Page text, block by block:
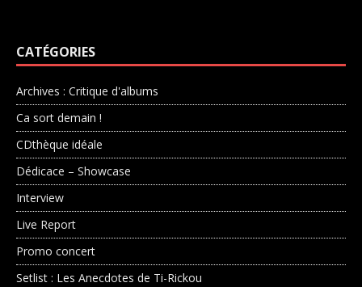
CATÉGORIES
Archives : Critique d'albums
Ca sort demain !
CDthèque idéale
Dédicace – Showcase
Interview
Live Report
Promo concert
Setlist : Les Anecdotes de Ti-Rickou